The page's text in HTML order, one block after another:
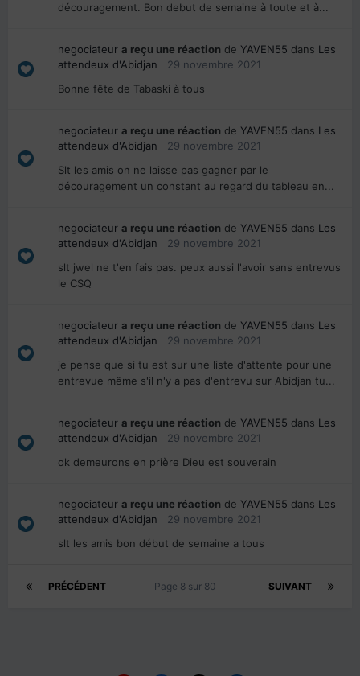
découragement. Bon debut de semaine à toute et à...
negociateur a reçu une réaction de YAVEN55 dans Les
attendeux d'Abidjan
29 novembre 2021
Bonne fête de Tabaski à tous
negociateur a reçu une réaction de YAVEN55 dans Les
attendeux d'Abidjan
29 novembre 2021
Slt les amis on ne laisse pas gagner par le
découragement un constant au regard du tableau en...
negociateur a reçu une réaction de YAVEN55 dans Les
attendeux d'Abidjan
29 novembre 2021
slt jwel ne t'en fais pas. peux aussi l'avoir sans entrevus
le CSQ
negociateur a reçu une réaction de YAVEN55 dans Les
attendeux d'Abidjan
29 novembre 2021
je pense que si tu est sur une liste d'attente pour une
entrevue même s'il n'y a pas d'entrevu sur Abidjan tu...
negociateur a reçu une réaction de YAVEN55 dans Les
attendeux d'Abidjan
29 novembre 2021
ok demeurons en prière Dieu est souverain
negociateur a reçu une réaction de YAVEN55 dans Les
attendeux d'Abidjan
29 novembre 2021
slt les amis bon début de semaine a tous
PRÉCÉDENT SUIVANT
Page 8 sur 80